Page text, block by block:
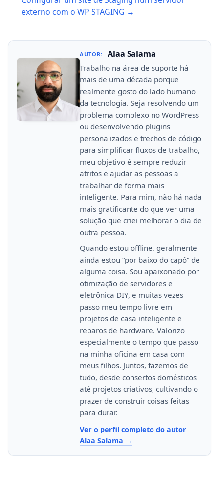
externo com o WP STAGING →
AUTOR: Alaa Salama
Trabalho na área de suporte há
mais de uma década porque
realmente gosto do lado humano
da tecnologia. Seja resolvendo um
problema complexo no WordPress
ou desenvolvendo plugins
personalizados e trechos de código
para simplificar fluxos de trabalho,
meu objetivo é sempre reduzir
atritos e ajudar as pessoas a
trabalhar de forma mais
inteligente. Para mim, não há nada
mais gratificante do que ver uma
solução que criei melhorar o dia de
outra pessoa.
Quando estou offline, geralmente
ainda estou “por baixo do capô” de
alguma coisa. Sou apaixonado por
otimização de servidores e
eletrônica DIY, e muitas vezes
passo meu tempo livre em
projetos de casa inteligente e
reparos de hardware. Valorizo
especialmente o tempo que passo
na minha oficina em casa com
meus filhos. Juntos, fazemos de
tudo, desde consertos domésticos
até projetos criativos, cultivando o
prazer de construir coisas feitas
para durar.
Ver o perfil completo do autor
Alaa Salama